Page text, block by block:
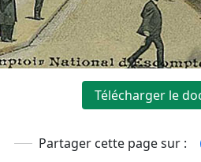
Télécharger le
Partager cette page sur :